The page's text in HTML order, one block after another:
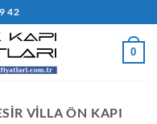
42
0
VILLA ÖN KAPI